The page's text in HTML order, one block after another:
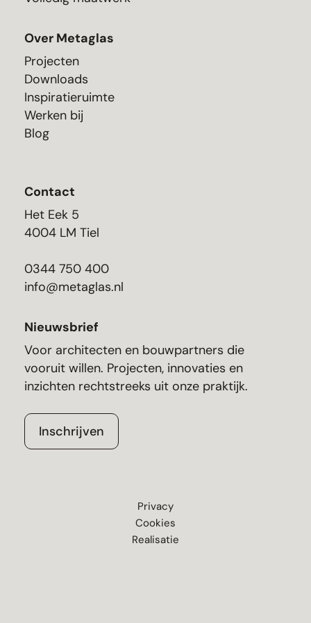
Over Metaglas
Projecten
Downloads
Inspiratieruimte
Werken bij
Blog
Contact
Het Eek 5
4004 LM Tiel
0344 750 400
info@metaglas.nl
Nieuwsbrief
Voor architecten en bouwpartners die
vooruit willen. Projecten, innovaties en
inzichten rechtstreeks uit onze praktijk.
Inschrijven
Privacy
Cookies
Realisatie